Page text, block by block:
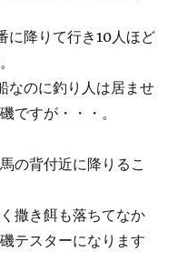
に降りて行き10人ほど
なのに釣り人は居ませ
ですが・・・。
の背付近に降りるこ
撒き餌も落ちてなか
テスターになります